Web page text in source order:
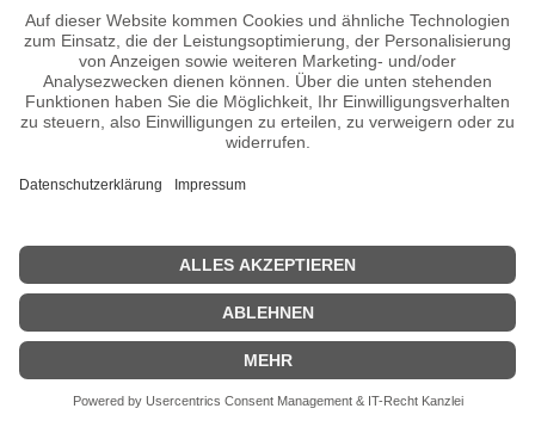
2012 - Neujahrsgeschenk
2012 - Der Flieger
2013- Musikvideo – Twist the Knife
2013- Gute Zeiten, Schlechte Zeiten
| Biografie kurz |